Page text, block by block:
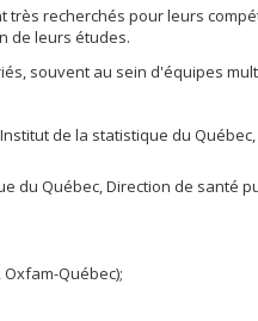
très recherchés pour leurs
de leurs études.
souvent au sein d'équipes
de la statistique du
du Québec, Direction de santé
Québec);